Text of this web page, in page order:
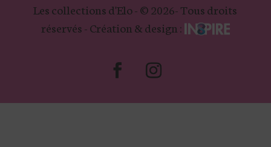
Les collections d'Elo - © 2026- Tous droits
réservés - Création & design :